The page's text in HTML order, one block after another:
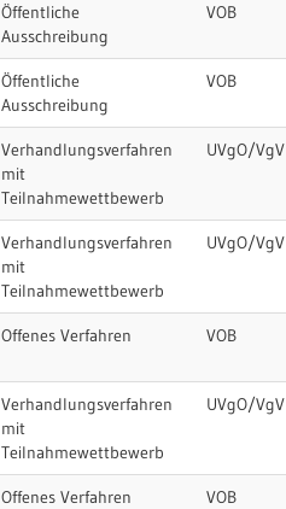
Öffentliche
Ausschreibung
VOB
Öffentliche
Ausschreibung
VOB
Verhandlungsverfahren
mit
Teilnahmewettbewerb
UVgO/VgV
Verhandlungsverfahren
mit
Teilnahmewettbewerb
UVgO/VgV
Offenes Verfahren VOB
Verhandlungsverfahren
mit
Teilnahmewettbewerb
UVgO/VgV
Offenes Verfahren VOB